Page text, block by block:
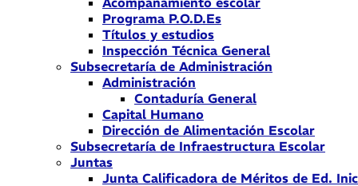
Programa P.O.D.Es
Títulos y estudios
Inspección Técnica General
Subsecretaría de Administración
Administración
Contaduría General
Capital Humano
Dirección de Alimentación Escolar
Subsecretaría de Infraestructura Escolar
Juntas
Junta Calificadora de Méritos de Ed.